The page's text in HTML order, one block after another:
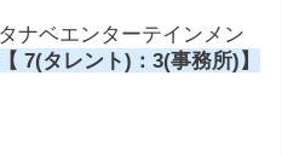
ナベエンターテインメン
【 7(タレント)：3(事務所)】